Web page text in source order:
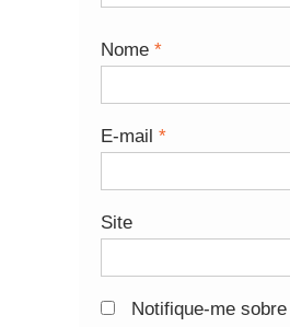
Nome *
E-mail *
Site
Notifique-me